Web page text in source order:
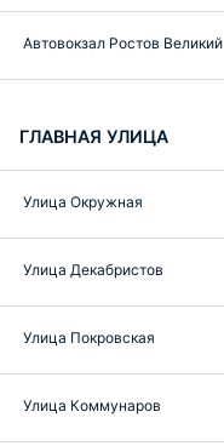
Автовокзал Ростов Великий
ГЛАВНАЯ УЛИЦА
Улица Окружная
Улица Декабристов
Улица Покровская
Улица Коммунаров